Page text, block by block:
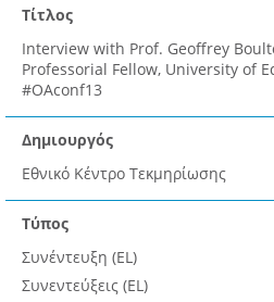
Τίτλος
Interview with Prof. Geoffrey
Professorial Fellow, University of
#OAconf13
Δημιουργός
Εθνικό Κέντρο Τεκμηρίωσης
Τύπος
Συνέντευξη (EL)
Συνεντεύξεις (EL)